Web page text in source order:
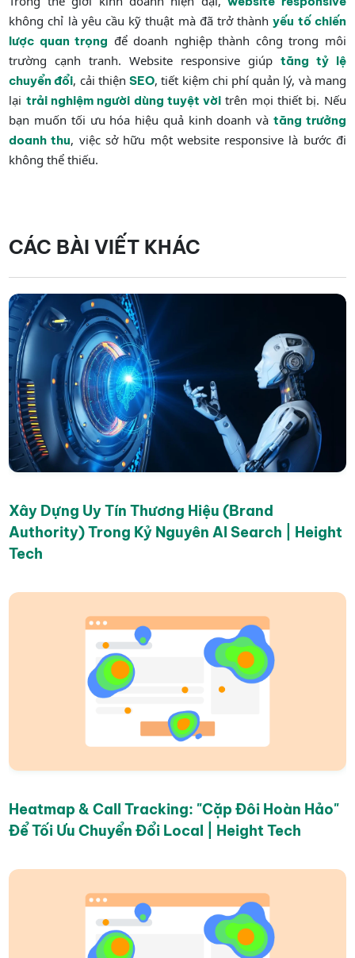
không chỉ là yêu cầu kỹ thuật mà đã trở thànhyếu tố chiến
lược quan trọng để doanh nghiệp thành công trong môi
trường cạnh tranh. Website responsive giúp tăng tỷ lệ
chuyển đổi, cải thiệnSEO, tiết kiệm chi phí quản lý, và mang
lại trải nghiệm người dùng tuyệt vời trên mọi thiết bị. Nếu
bạn muốn tối ưu hóa hiệu quả kinh doanh vàtăng trưởng
doanh thu, việc sở hữu một website responsive là bước đi
không thể thiếu.
CÁC BÀI VIẾT KHÁC
Xây Dựng Uy Tín Thương Hiệu (Brand
Authority) Trong Kỷ Nguyên AI Search | Height
Tech
Heatmap & Call Tracking: "Cặp Đôi Hoàn Hảo"
Để Tối Ưu Chuyển Đổi Local | Height Tech